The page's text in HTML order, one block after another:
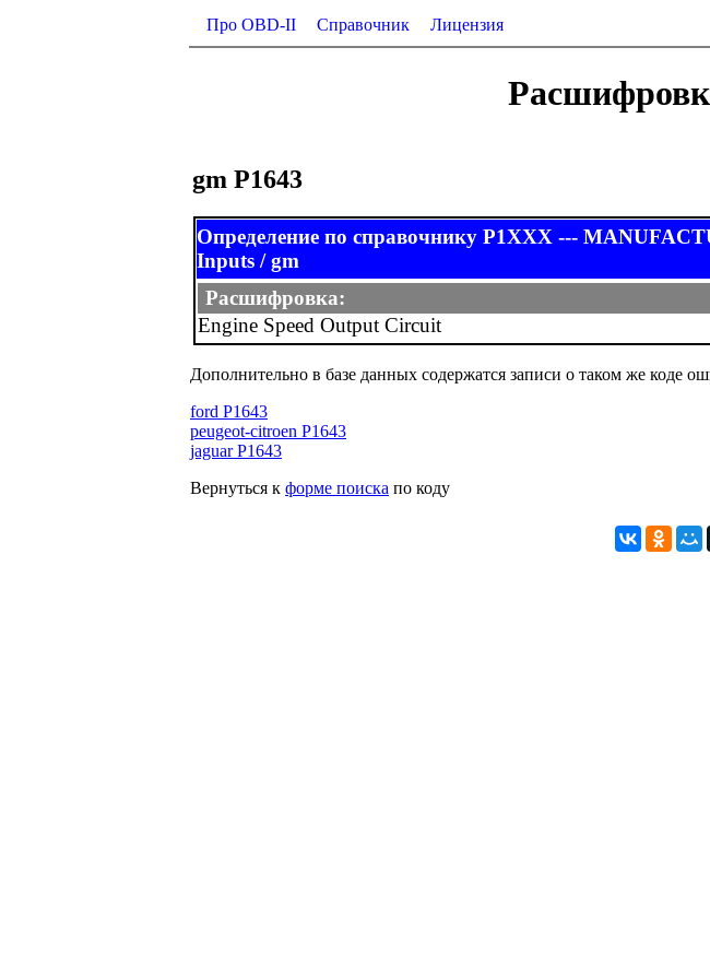
Про OBD-II Справочник Лицензия
gm P1643
Определение по справочнику P1XXX ---
Inputs / gm
Расшифровка:
Engine Speed Output Circuit
Дополнительно в базе данных содержатся записи о таком же коде
ford P1643
peugeot-citroen P1643
jaguar P1643
Вернуться к форме поиска по коду